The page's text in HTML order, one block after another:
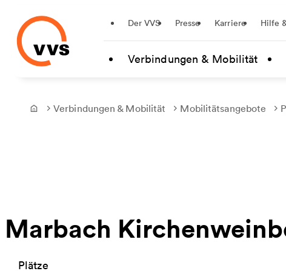
Zum Hauptinhalt springen
Der VVS Presse Karriere Hilfe
Verbindungen & Mobilität
Frontpage
Verbindungen & Mobilität Mobilitätsangebote
Marbach
Plätze